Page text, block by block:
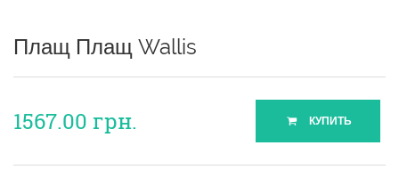
Плащ Плащ Wallis
1567.00 грн. КУПИТЬ